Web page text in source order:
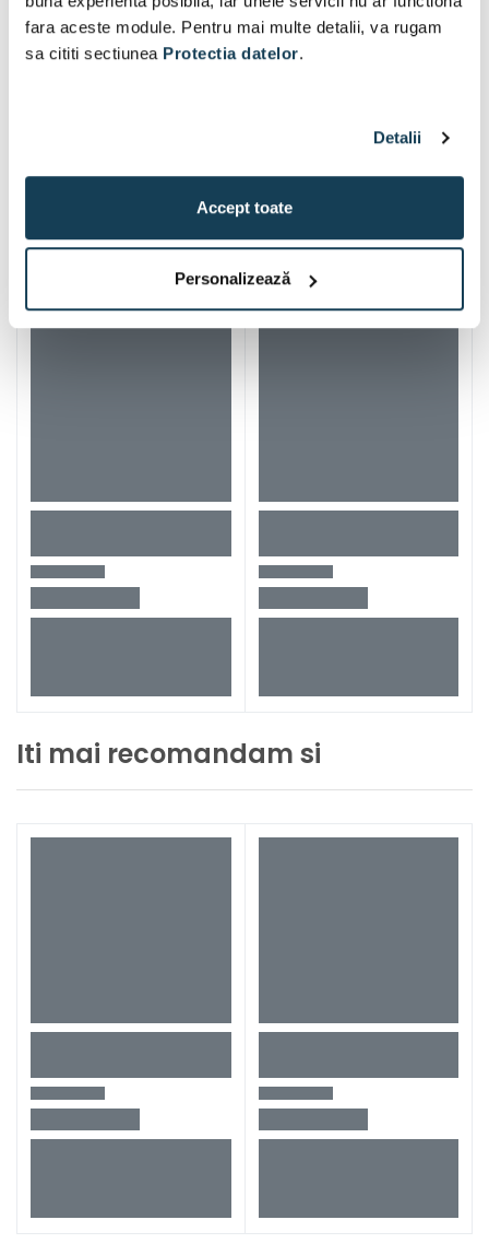
fara aceste module. Pentru mai multe detalii, va rugam
sa cititi sectiunea Protectia datelor.
Detalii
Accept toate
Personalizează
Alti clienti au vizitat si
Iti mai recomandam si